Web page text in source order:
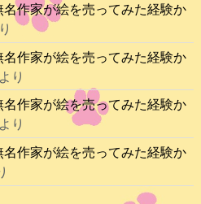
名作家が絵を売ってみた経験か
名作家が絵を売ってみた経験か
より
名作家が絵を売ってみた経験か
より
名作家が絵を売ってみた経験か